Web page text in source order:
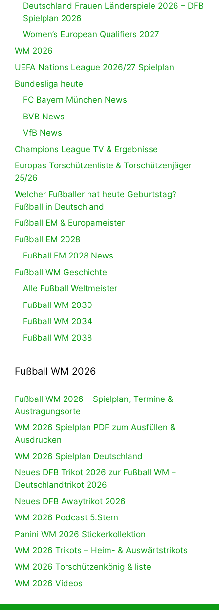
Deutschland Frauen Länderspiele 2026 – DFB
Spielplan 2026
Women’s European Qualifiers 2027
WM 2026
UEFA Nations League 2026/27 Spielplan
Bundesliga heute
FC Bayern München News
BVB News
VfB News
Champions League TV & Ergebnisse
Europas Torschützenliste & Torschützenjäger
25/26
Welcher Fußballer hat heute Geburtstag?
Fußball in Deutschland
Fußball EM & Europameister
Fußball EM 2028
Fußball EM 2028 News
Fußball WM Geschichte
Alle Fußball Weltmeister
Fußball WM 2030
Fußball WM 2034
Fußball WM 2038
Fußball WM 2026
Fußball WM 2026 – Spielplan, Termine &
Austragungsorte
WM 2026 Spielplan PDF zum Ausfüllen &
Ausdrucken
WM 2026 Spielplan Deutschland
Neues DFB Trikot 2026 zur Fußball WM –
Deutschlandtrikot 2026
Neues DFB Awaytrikot 2026
WM 2026 Podcast 5.Stern
Panini WM 2026 Stickerkollektion
WM 2026 Trikots – Heim- & Auswärtstrikots
WM 2026 Torschützenkönig & liste
WM 2026 Videos